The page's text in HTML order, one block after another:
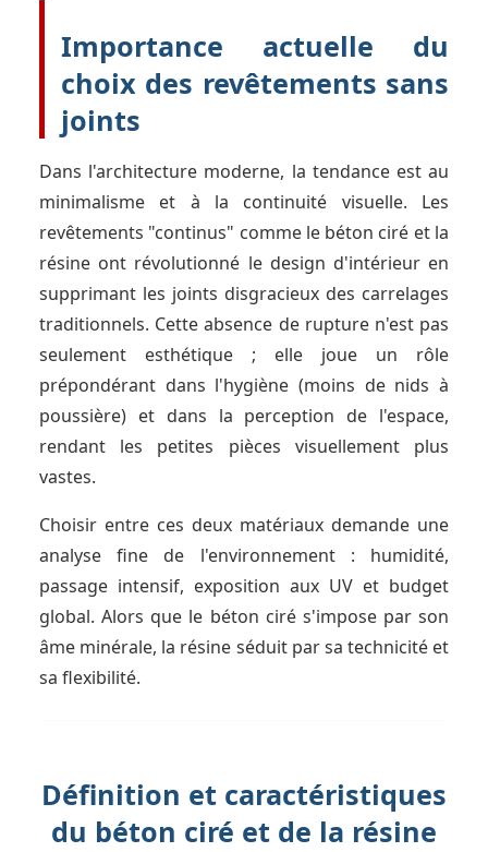
Importance actuelle du
choix des revêtements sans
joints
Dans l'architecture moderne, la tendance est au
minimalisme et à la continuité visuelle. Les
revêtements "continus" comme le béton ciré et la
résine ont révolutionné le design d'intérieur en
supprimant les joints disgracieux des carrelages
traditionnels. Cette absence de rupture n'est pas
seulement esthétique ; elle joue un rôle
prépondérant dans l'hygiène (moins de nids à
poussière) et dans la perception de l'espace,
rendant les petites pièces visuellement plus
vastes.
Choisir entre ces deux matériaux demande une
analyse fine de l'environnement : humidité,
passage intensif, exposition aux UV et budget
global. Alors que le béton ciré s'impose par son
âme minérale, la résine séduit par sa technicité et
sa flexibilité.
Définition et caractéristiques
du béton ciré et de la résine